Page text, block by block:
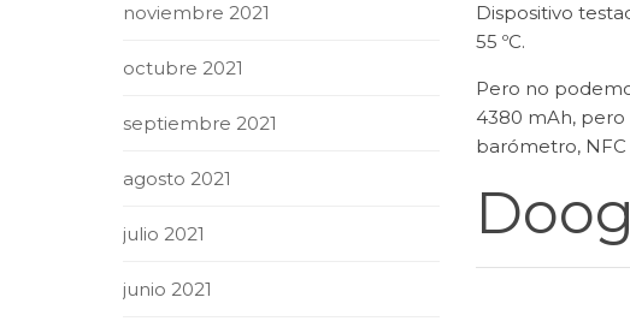
Dispositivo
55 ºC.
Pero no
4380 mAh,
barómetro,
noviembre 2021
octubre 2021
septiembre 2021
agosto 2021
julio 2021
junio 2021